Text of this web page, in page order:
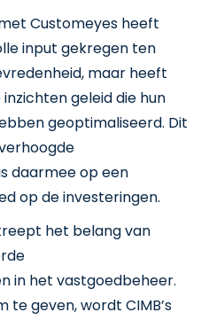
Customeyes heeft
input gekregen ten
maar heeft
geleid die hun
geoptimaliseerd. Dit
daarmee op een
op de investeringen.
het belang van
in het vastgoedbeheer.
te geven, wordt CIMB’s